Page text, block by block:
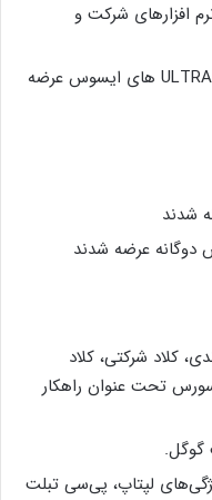
افزارهای شرکت و
اولین نسل از ZENBOOK و ULTRABOOK های ایسوس عرضه
شدند
دوگانه عرضه شدند
کلاد شرکتی، کلاد
تحت عنوان راهکار
گوگل.
لپتاپ، پی‌سی تبلت